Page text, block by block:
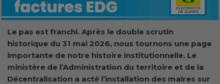
Le pas est franchi. Après le double scrutin
historique du 31 mai 2026, nous tournons une page
importante de notre histoire institutionnelle. Le
ministère de l’Administration du territoire et de la
Décentralisation a acté l’installation des maires sur